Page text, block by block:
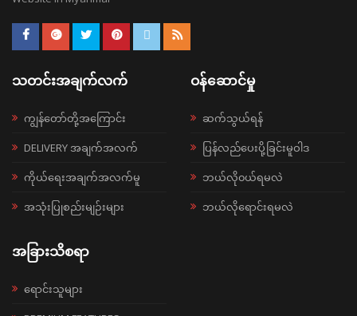
သတင်းအချက်လက်
ကျွန်တော်တို့အကြောင်း
DELIVERY အချက်အလက်
ကိုယ်ရေးအချက်အလက်မူ
အသုံးပြုစည်းမျဉ်းများ
ဝန်ဆောင်မှု
ဆက်သွယ်ရန်
ပြန်လည်ပေးပို့ခြင်းမူဝါဒ
ဘယ်လို၀ယ်ရမလဲ
ဘယ်လိုရောင်းရမလဲ
အခြားသိစရာ
ရောင်းသူများ